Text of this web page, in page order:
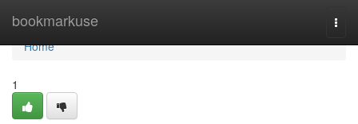
bookmarkuse
Home
Home
1